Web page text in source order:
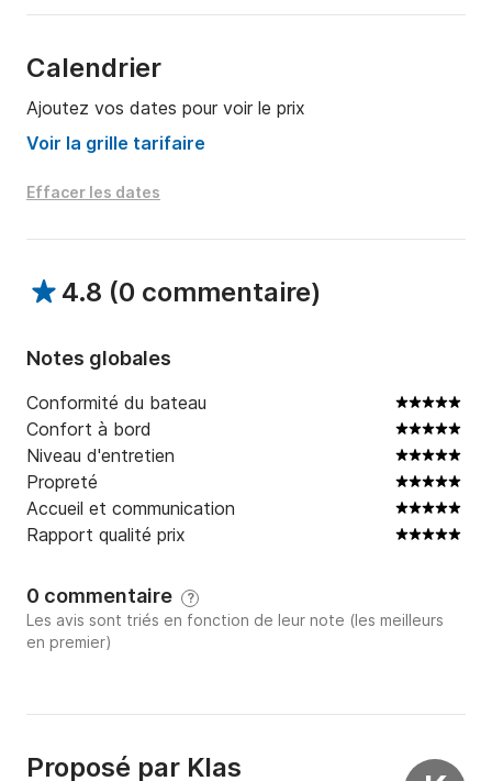
Calendrier
Ajoutez vos dates pour voir le prix
Voir la grille tarifaire
Effacer les dates
4.8 (0 commentaire)
Notes globales
Conformité du bateau
Confort à bord
Niveau d'entretien
Propreté
Accueil et communication
Rapport qualité prix
0 commentaire ?
Les avis sont triés en fonction de leur note (les meilleurs
en premier)
Proposé par Klas